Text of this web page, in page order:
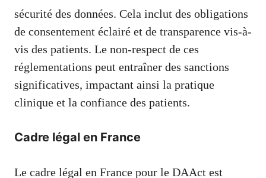
sécurité des données. Cela inclut des obligations
de consentement éclairé et de transparence vis-à-
vis des patients. Le non-respect de ces
réglementations peut entraîner des sanctions
significatives, impactant ainsi la pratique
clinique et la confiance des patients.
Cadre légal en France
Le cadre légal en France pour le DAAct est